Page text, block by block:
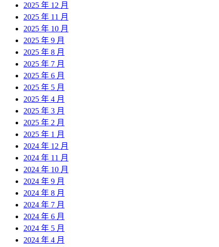
2025 年 12 月
2025 年 11 月
2025 年 10 月
2025 年 9 月
2025 年 8 月
2025 年 7 月
2025 年 6 月
2025 年 5 月
2025 年 4 月
2025 年 3 月
2025 年 2 月
2025 年 1 月
2024 年 12 月
2024 年 11 月
2024 年 10 月
2024 年 9 月
2024 年 8 月
2024 年 7 月
2024 年 6 月
2024 年 5 月
2024 年 4 月